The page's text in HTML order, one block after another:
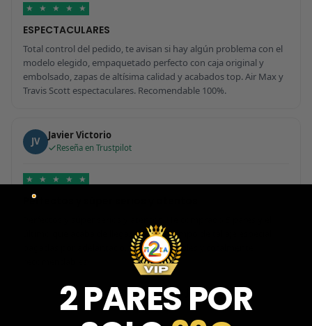
★ ★ ★ ★ ★
ESPECTACULARES
Total control del pedido, te avisan si hay algún problema con el
modelo elegido, empaquetado perfecto con caja original y
embolsado, zapas de altísima calidad y acabados top. Air Max y
Travis Scott espectaculares. Recomendable 100%.
JV Javier Victorio
Reseña en Trustpilot
★ ★ ★ ★ ★
Perfectos y súper serios y atentos
último que acaba de llegar, unas Uptempo de tallaje especial
pagadas por adelantado. Súper confiables y totalmente
Ver 3 reseñas más de Javier
2 PARES POR